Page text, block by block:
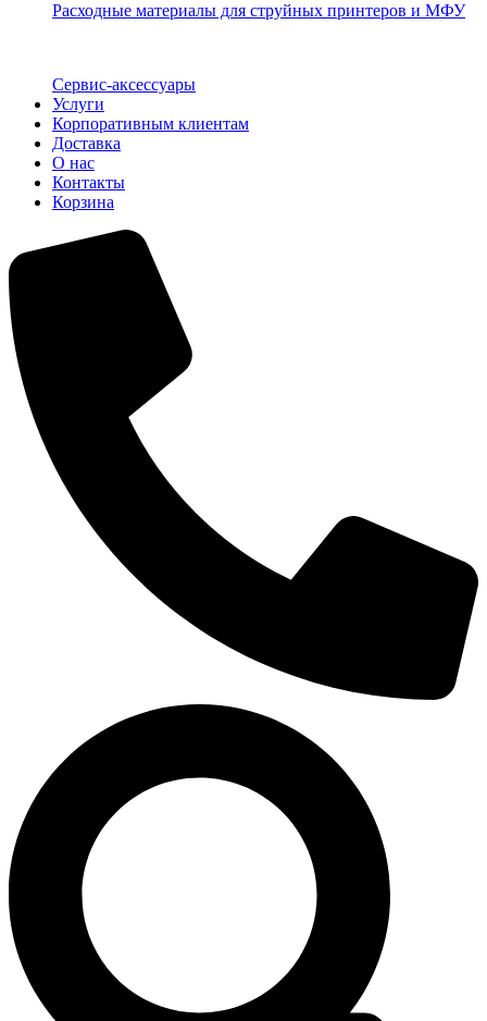
Расходные материалы для струйных принтеров и МФУ
Сервис-аксессуары
Услуги
Корпоративным клиентам
Доставка
О нас
Контакты
Корзина